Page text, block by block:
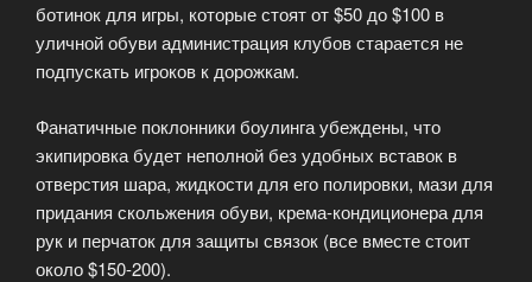
ботинок для игры, которые стоят от $50 до $100 в
уличной обуви администрация клубов старается не
подпускать игроков к дорожкам.
Фанатичные поклонники боулинга убеждены, что
экипировка будет неполной без удобных вставок в
отверстия шара, жидкости для его полировки, мази для
придания скольжения обуви, крема-кондиционера для
рук и перчаток для защиты связок (все вместе стоит
около $150-200).